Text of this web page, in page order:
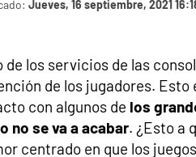
Jueves, 16 septiembre, 2021
los servicios de las
de los jugadores. Esto
con algunos de los
no se va a acabar. ¿Esto a
centrado en que los